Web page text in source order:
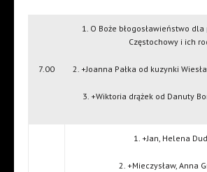
7.00
1. O Boże błogosławieństwo
Częstochowy i ich
2. +Joanna Pałka od kuzynki
3. +Wiktoria drążek od Danuty
1. +Jan, Helena
2. +Mieczysław, Anna